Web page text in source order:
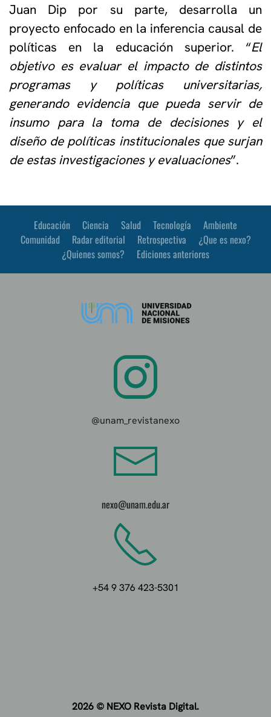
Juan Dip por su parte, desarrolla un
proyecto enfocado en la inferencia causal de
políticas en la educación superior. “El
objetivo es evaluar el impacto de distintos
programas y políticas universitarias,
generando evidencia que pueda servir de
insumo para la toma de decisiones y el
diseño de políticas institucionales que surjan
de estas investigaciones y evaluaciones”.
Educación Ciencia Salud Tecnología
Ambiente
Comunidad
Radar editorial Retrospectiva
¿Que es nexo?
¿Quienes somos?
Ediciones anteriores
@unam_revistanexo
nexo@unam.edu.ar
+54 9 376 423-5301
2026 © NEXO Revista Digital.